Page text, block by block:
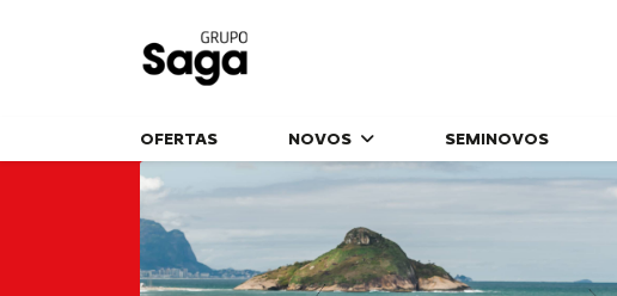
OFERTAS NOVOS SEMINOVOS